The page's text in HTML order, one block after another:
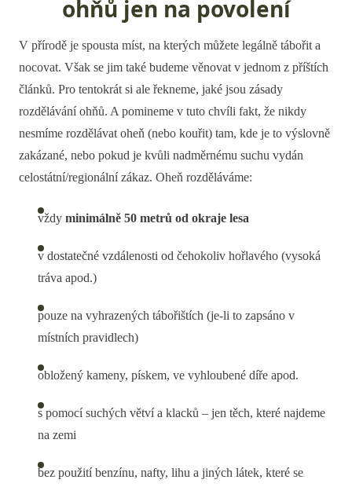
ohňů jen na povolení
V přírodě je spousta míst, na kterých můžete legálně tábořit a
nocovat. Však se jim také budeme věnovat v jednom z příštích
článků. Pro tentokrát si ale řekneme, jaké jsou zásady
rozdělávání ohňů. A pomineme v tuto chvíli fakt, že nikdy
nesmíme rozdělávat oheň (nebo kouřit) tam, kde je to výslovně
zakázané, nebo pokud je kvůli nadměrnému suchu vydán
celostátní/regionální zákaz. Oheň rozděláváme:
vždy minimálně 50 metrů od okraje lesa
v dostatečné vzdálenosti od čehokoliv hořlavého (vysoká
tráva apod.)
pouze na vyhrazených tábořištích (je-li to zapsáno v
místních pravidlech)
obložený kameny, pískem, ve vyhloubené díře apod.
s pomocí suchých větví a klacků – jen těch, které najdeme
na zemi
bez použití benzínu, nafty, lihu a jiných látek, které se